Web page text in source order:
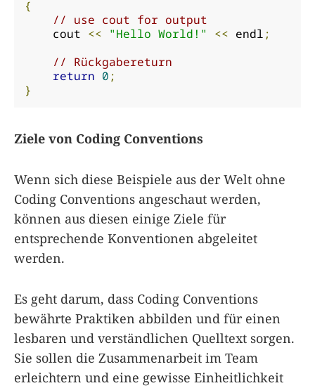
{
// use cout for output
    cout
<< "Hello World!" << endl ;
// Rückgabereturn
return 0 ;
}
Ziele von Coding Conventions
Wenn sich diese Beispiele aus der Welt ohne
Coding Conventions angeschaut werden,
können aus diesen einige Ziele für
entsprechende Konventionen abgeleitet
werden.
Es geht darum, dass Coding Conventions
bewährte Praktiken abbilden und für einen
lesbaren und verständlichen Quelltext sorgen.
Sie sollen die Zusammenarbeit im Team
erleichtern und eine gewisse Einheitlichkeit